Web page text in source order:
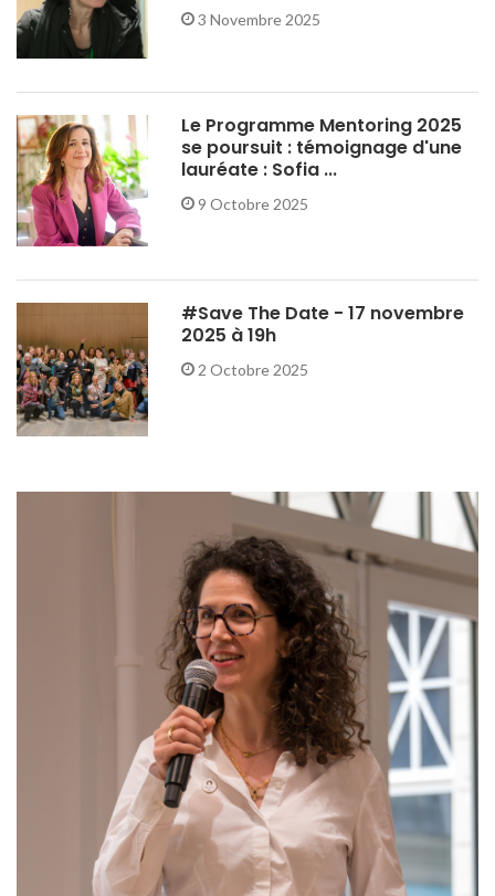
3 Novembre 2025
Le Programme Mentoring 2025
se poursuit : témoignage d'une
lauréate : Sofia ...
9 Octobre 2025
#Save The Date - 17 novembre
2025 à 19h
2 Octobre 2025